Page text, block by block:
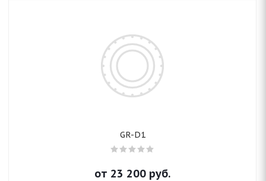
GR-D1
от 23 200 руб.